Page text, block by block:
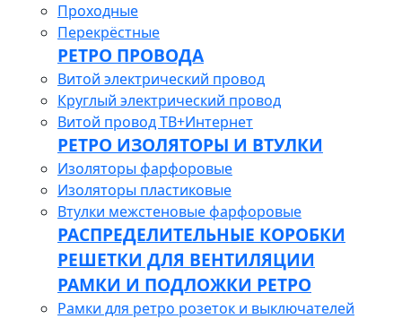
Проходные
Перекрёстные
РЕТРО ПРОВОДА
Витой электрический провод
Круглый электрический провод
Витой провод ТВ+Интернет
РЕТРО ИЗОЛЯТОРЫ И ВТУЛКИ
Изоляторы фарфоровые
Изоляторы пластиковые
Втулки межстеновые фарфоровые
РАСПРЕДЕЛИТЕЛЬНЫЕ КОРОБКИ
РЕШЕТКИ ДЛЯ ВЕНТИЛЯЦИИ
РАМКИ И ПОДЛОЖКИ РЕТРО
Рамки для ретро розеток и выключателей